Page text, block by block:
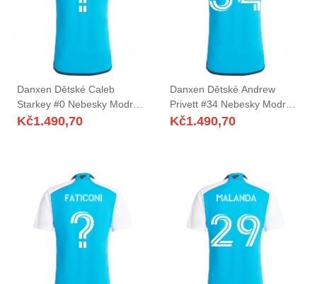
Danxen Dětské Caleb
Starkey #0 Nebesky Modrá
Bílá Domů Hráčské Dresy
Kč1.490,70
Danxen Dětské Andrew
Privett #34 Nebesky Modrá
Bílá Domů Hráčské Dresy
Kč1.490,70